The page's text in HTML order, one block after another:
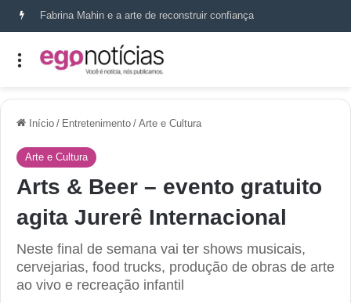
Fabrina Mahin e a arte de reconstruir confiança
Início / Entretenimento / Arte e Cultura
Arte e Cultura
Arts & Beer – evento gratuito
agita Jurerê Internacional
Neste final de semana vai ter shows musicais,
cervejarias, food trucks, produção de obras de arte
ao vivo e recreação infantil